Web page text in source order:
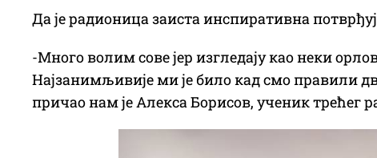
Да је радионица заиста инспиративна
-Много волим сове јер изгледају као неки
Најзанимљивије ми је било кад смо правили
причао нам је Алекса Борисов, ученик трећег